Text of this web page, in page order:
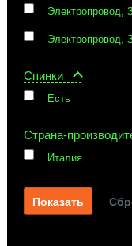
Спинки
Есть
Страна-
Италия